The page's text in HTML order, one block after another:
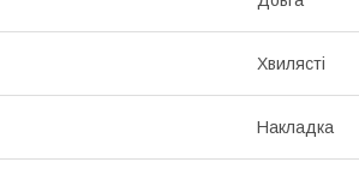
Хвилясті
Накладка